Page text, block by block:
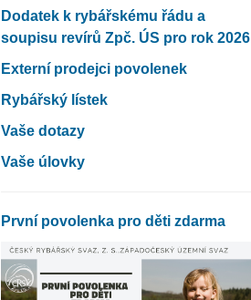
Dodatek k rybářskému řádu a
soupisu revírů Zpč. ÚS pro rok 2026
Externí prodejci povolenek
Rybářský lístek
Vaše dotazy
Vaše úlovky
První povolenka pro děti zdarma